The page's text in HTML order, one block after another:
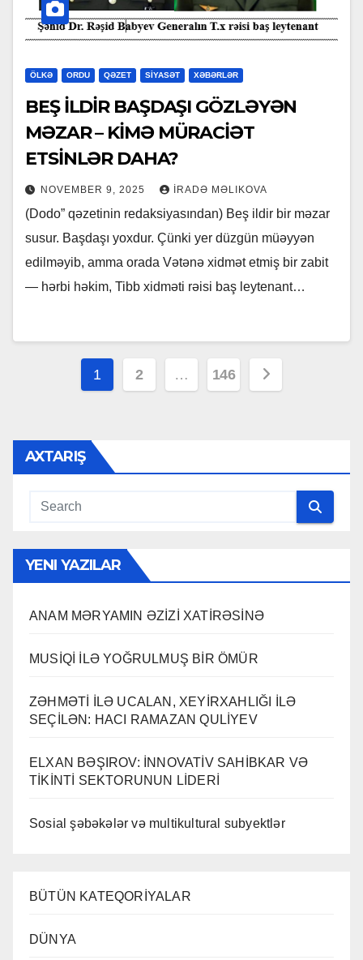
ÖLKƏ ORDU QƏZET SİYASƏT XƏBƏRLƏR
BEŞ İLDİR BAŞDAŞI GÖZLƏYƏN
MƏZAR – KİMƏ MÜRACİƏT
ETSİNLƏR DAHA?
NOVEMBER 9, 2025 İRADƏ MƏLIKOVA
(Dodo” qəzetinin redaksiyasından) Beş ildir bir məzar
susur. Başdaşı yoxdur. Çünki yer düzgün müəyyən
edilməyib, amma orada Vətənə xidmət etmiş bir zabit
— hərbi həkim, Tibb xidməti rəisi baş leytenant…
Posts
1 2 … 146
AXTARIŞ
YENI YAZILAR
ANAM MƏRYAMIN ƏZİZİ XATİRƏSİNƏ
MUSİQİ İLƏ YOĞRULMUŞ BİR ÖMÜR
ZƏHMƏTİ İLƏ UCALAN, XEYİRXAHLIĞI İLƏ
SEÇİLƏN: HACI RAMAZAN QULİYEV
ELXAN BƏŞIROV: İNNOVATİV SAHİBKAR VƏ
TİKİNTİ SEKTORUNUN LİDERİ
Sosial şəbəkələr və multikultural subyektlər
BÜTÜN KATEQORİYALAR
DÜNYA